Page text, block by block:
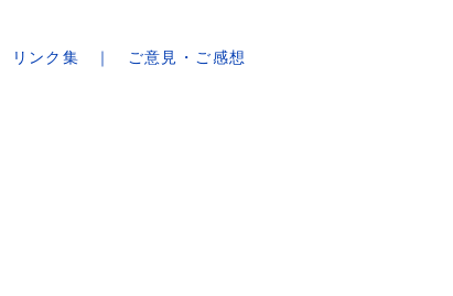
リンク集 ご意見・ご感想